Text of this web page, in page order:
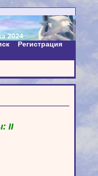
2024
Регистрация
II